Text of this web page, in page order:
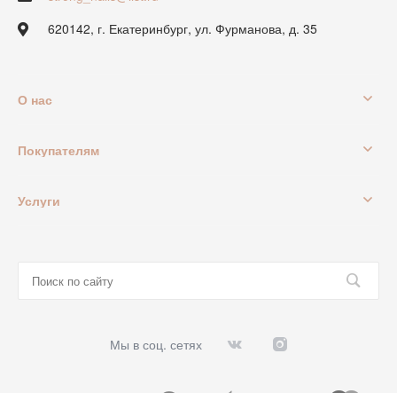
620142, г. Екатеринбург, ул. Фурманова, д. 35
О нас
Покупателям
Услуги
Мы в соц. сетях